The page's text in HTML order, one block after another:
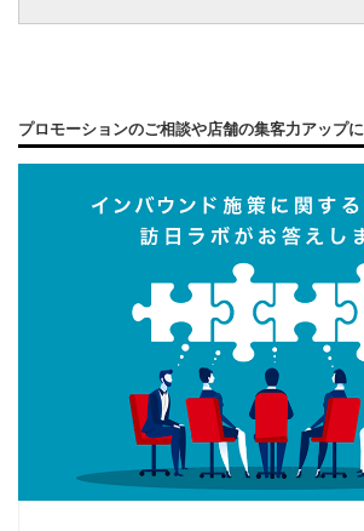
プロモーションのご相談や店舗の集客力アップに